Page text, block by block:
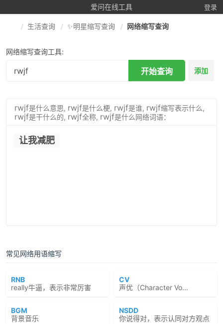
爱问在线工具 登录
生活查询 ✨明星缩写查询 网络缩写查询
网络缩写查询工具:
开始查询 添加
rwjf是什么意思, rwjf是什么梗, rwjf是谁, rwjf缩写表示什么,
rwjf是干什么的, rwjf全称, rwjf是什么网络词语：
让我减肥
常见网络用语缩写
RNB
really牛逼，表示非常厉害
CV
声优（Character Vo...
BGM
背景音乐
NSDD
你说得对，表示认同对方观点